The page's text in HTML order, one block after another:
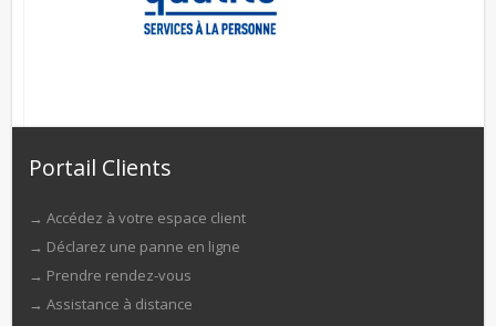
Portail Clients
→ Accédez à votre espace client
→ Déclarez une panne en ligne
→ Prendre rendez-vous
→ Assistance à distance